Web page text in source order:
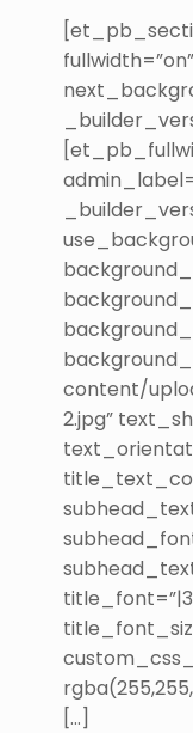
content/
2.jpg”
[…]